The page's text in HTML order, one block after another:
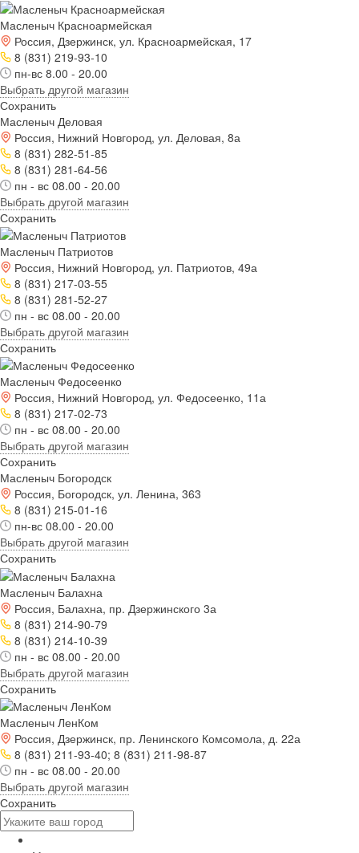
Масленыч Красноармейская
Россия, Дзержинск, ул. Красноармейская, 17
8 (831) 219-93-10
пн-вс 8.00 - 20.00
Выбрать другой магазин
Сохранить
Масленыч Деловая
Россия, Нижний Новгород, ул. Деловая, 8а
8 (831) 282-51-85
8 (831) 281-64-56
пн - вс 08.00 - 20.00
Выбрать другой магазин
Сохранить
Масленыч Патриотов
Россия, Нижний Новгород, ул. Патриотов, 49а
8 (831) 217-03-55
8 (831) 281-52-27
пн - вс 08.00 - 20.00
Выбрать другой магазин
Сохранить
Масленыч Федосеенко
Россия, Нижний Новгород, ул. Федосеенко, 11а
8 (831) 217-02-73
пн - вс 08.00 - 20.00
Выбрать другой магазин
Сохранить
Масленыч Богородск
Россия, Богородск, ул. Ленина, 363
8 (831) 215-01-16
пн-вс 08.00 - 20.00
Выбрать другой магазин
Сохранить
Масленыч Балахна
Россия, Балахна, пр. Дзержинского 3а
8 (831) 214-90-79
8 (831) 214-10-39
пн - вс 08.00 - 20.00
Выбрать другой магазин
Сохранить
Масленыч ЛенКом
Россия, Дзержинск, пр. Ленинского Комсомола, д. 22а
8 (831) 211-93-40; 8 (831) 211-98-87
пн - вс 08.00 - 20.00
Выбрать другой магазин
Сохранить